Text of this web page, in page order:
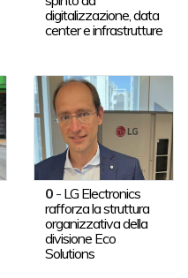
digitalizzazione, data
center e infrastrutture
0- LG Electronics
rafforza la struttura
organizzativa della
divisione Eco
Solutions